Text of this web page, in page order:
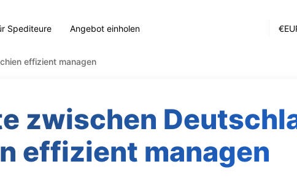
€
Spediteure Angebot einholen
effizient managen
zwischen
effizient managen